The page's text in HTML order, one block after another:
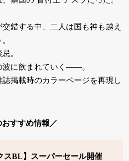
錯する中、二人は国も神も越え
。
波に飲まれていく――。
誌掲載時のカラーページを再現し
おすすめ情報／
スBL】スーパーセール開催